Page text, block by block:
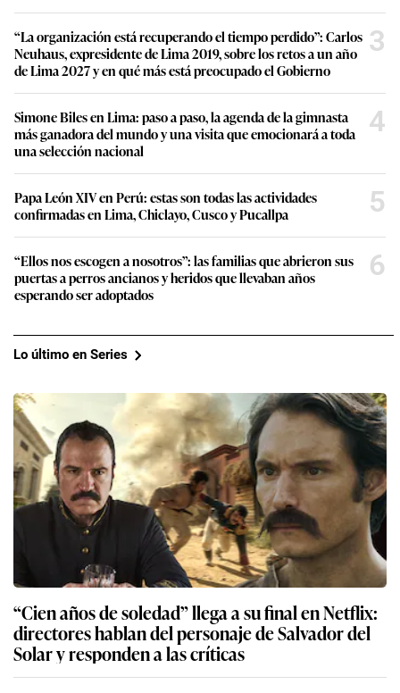
“La organización está recuperando el tiempo perdido”: Carlos
Neuhaus, expresidente de Lima 2019, sobre los retos a un año
de Lima 2027 y en qué más está preocupado el Gobierno
3
Simone Biles en Lima: paso a paso, la agenda de la gimnasta
más ganadora del mundo y una visita que emocionará a toda
una selección nacional
4
Papa León XIV en Perú: estas son todas las actividades
confirmadas en Lima, Chiclayo, Cusco y Pucallpa
5
“Ellos nos escogen a nosotros”: las familias que abrieron sus
puertas a perros ancianos y heridos que llevaban años
esperando ser adoptados
6
Lo último en Series
“Cien años de soledad” llega a su final en Netflix:
directores hablan del personaje de Salvador del
Solar y responden a las críticas